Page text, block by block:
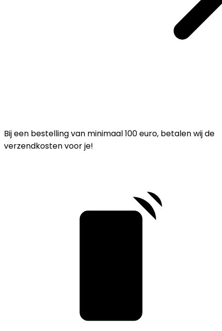
Bij een bestelling van minimaal 100 euro, betalen wij de
verzendkosten voor je!